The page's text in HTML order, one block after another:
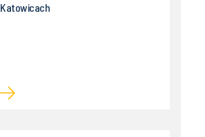
Katowicach